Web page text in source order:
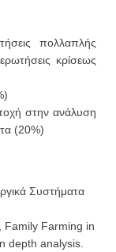
πολλαπλής
κρίσεως
στην ανάλυση
(20%)
Συστήματα
Family Farming in
depth analysis.